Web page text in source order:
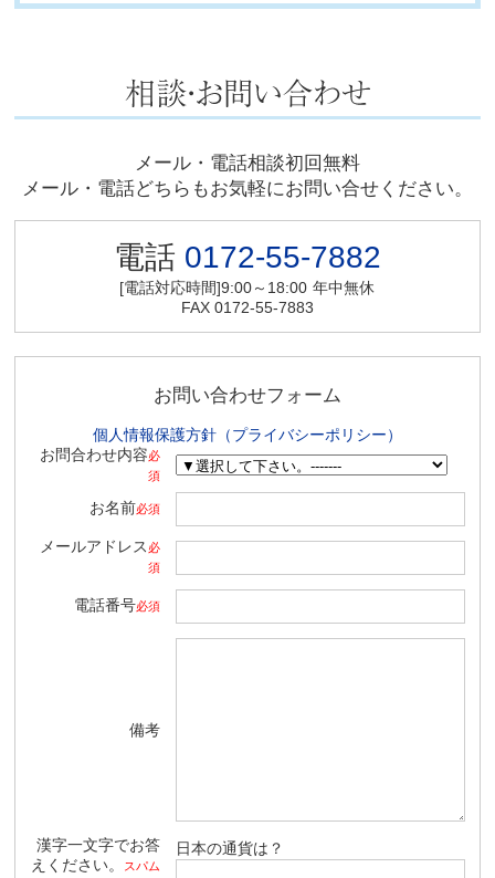
メール・電話相談初回無料
メール・電話どちらもお気軽にお問い合せください。
電話 0172-55-7882
[電話対応時間]9:00～18:00 年中無休
FAX 0172-55-7883
お問い合わせフォーム
個人情報保護方針（プライバシーポリシー）
お問合わせ内容必
須
お名前必須
メールアドレス 必
須
電話番号必須
備考
漢字一文字でお答
えください。
スパム
日本の通貨は？